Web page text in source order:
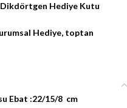
Dikdörtgen Hediye Kutu
Hediye, toptan
Ebat :22/15/8 cm